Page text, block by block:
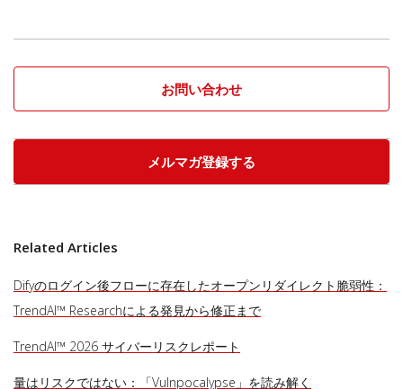
お問い合わせ
メルマガ登録する
Related Articles
Difyのログイン後フローに存在したオープンリダイレクト脆弱性：
TrendAI™ Researchによる発見から修正まで
TrendAI™ 2026 サイバーリスクレポート
量はリスクではない：「Vulnpocalypse」を読み解く